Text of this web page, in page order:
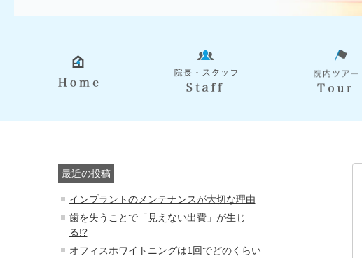
最近の投稿
インプラントのメンテナンスが大切な理由
歯を失うことで「見えない出費」が生じ
る!?
オフィスホワイトニングは1回でどのくらい